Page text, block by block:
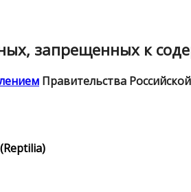
запрещенных к
Правительства